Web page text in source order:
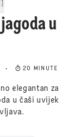
u
20 MINUTE
elegantan za
u čaši uvijek